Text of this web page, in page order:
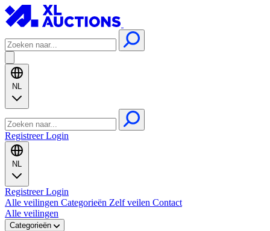
NL
RegistreerLogin
NL
RegistreerLogin
Alle veilingen Categorieën Zelf veilen Contact
Alle veilingen
Categorieën